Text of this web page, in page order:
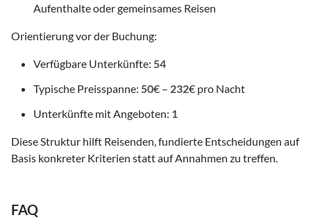
Aufenthalte oder gemeinsames Reisen
Orientierung vor der Buchung:
Verfügbare Unterkünfte: 54
Typische Preisspanne: 50€ – 232€ pro Nacht
Unterkünfte mit Angeboten: 1
Diese Struktur hilft Reisenden, fundierte Entscheidungen auf
Basis konkreter Kriterien statt auf Annahmen zu treffen.
FAQ